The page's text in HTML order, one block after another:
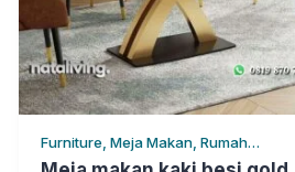
Furniture, Meja Makan, Rumah
Tangga